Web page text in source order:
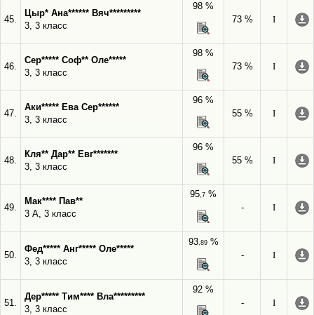
45.
Цыр* Ана****** Вяч*********
3, 3 класс
98 %
73 %
I
46.
Сер***** Соф** Оле*****
3, 3 класс
98 %
73 %
I
47.
Аки***** Ева Сер******
3, 3 класс
96 %
55 %
I
48.
Кля** Дар** Евг*******
3, 3 класс
96 %
55 %
I
49.
Мак**** Пав**
3 А, 3 класс
95,7 %
-
I
50.
Фед***** Анг***** Оле*****
3, 3 класс
93,89%
-
I
51.
Дер***** Тим**** Вла*********
3, 3 класс
92 %
-
I